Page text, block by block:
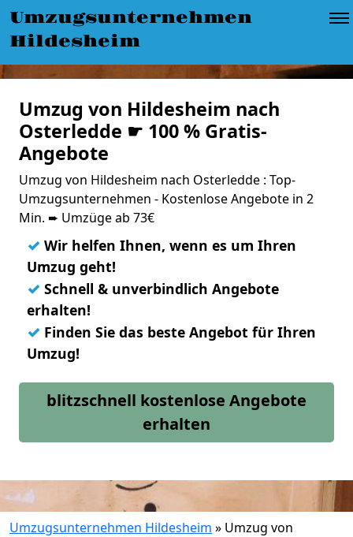
Umzugsunternehmen
Hildesheim
Umzug von Hildesheim nach
Osterledde ☛ 100 % Gratis-
Angebote
Umzug von Hildesheim nach Osterledde : Top-
Umzugsunternehmen - Kostenlose Angebote in 2
Min. ➨ Umzüge ab 73€
✓ Wir helfen Ihnen, wenn es um Ihren
Umzug geht!
✓ Schnell & unverbindlich Angebote
erhalten!
✓ Finden Sie das beste Angebot für Ihren
Umzug!
blitzschnell kostenlose Angebote
erhalten
Umzugsunternehmen Hildesheim » Umzug von